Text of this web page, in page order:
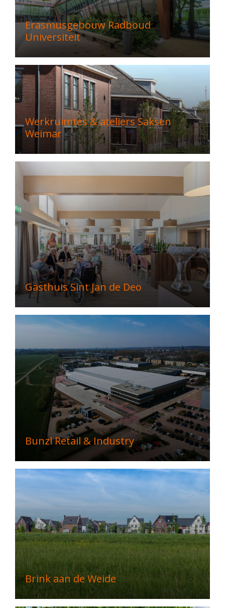
Erasmusgebouw Radboud
Universiteit
Werkruimtes & ateliers Saksen
Weimar
Gasthuis Sint Jan de Deo
Bunzl Retail & Industry
Brink aan de Weide